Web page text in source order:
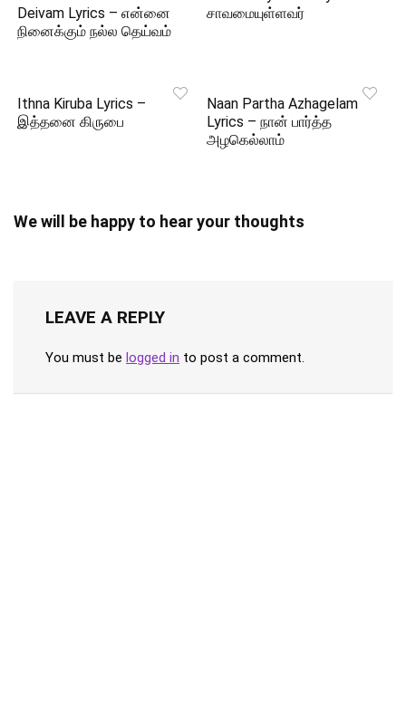
Deivam Lyrics – என்னை
நினைக்கும் நல்ல தெய்வம்
சாவமையுள்ளவர்
Ithna Kiruba Lyrics –
இத்தனை கிருபை
Naan Partha Azhagelam
Lyrics – நான் பார்த்த
அழகெல்லாம்
We will be happy to hear your thoughts
LEAVE A REPLY
You must be logged in to post a comment.